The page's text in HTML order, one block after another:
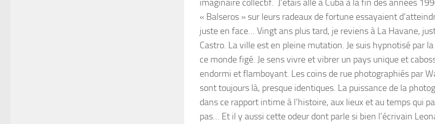
imaginaire collectif. J’étais allé à Cuba à la fin des années
« Balseros » sur leurs radeaux de fortune essayaient
juste en face… Vingt ans plus tard, je reviens à La Havane,
Castro. La ville est en pleine mutation. Je suis hypnotisé par
ce monde figé. Je sens vivre et vibrer un pays unique et
endormi et flamboyant. Les coins de rue photographiés par
sont toujours là, presque identiques. La puissance de la
dans ce rapport intime à l’histoire, aux lieux et au temps qui
pas… Et il y aussi cette odeur dont parle si bien l’écrivain